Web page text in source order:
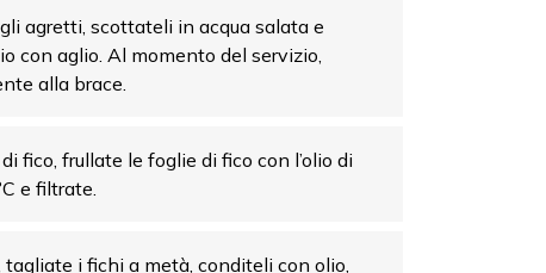
agretti, scottateli in acqua salata e
con aglio. Al momento del servizio,
alla brace.
fico, frullate le foglie di fico con l’olio di
e filtrate.
tagliate i fichi a metà, conditeli con olio,